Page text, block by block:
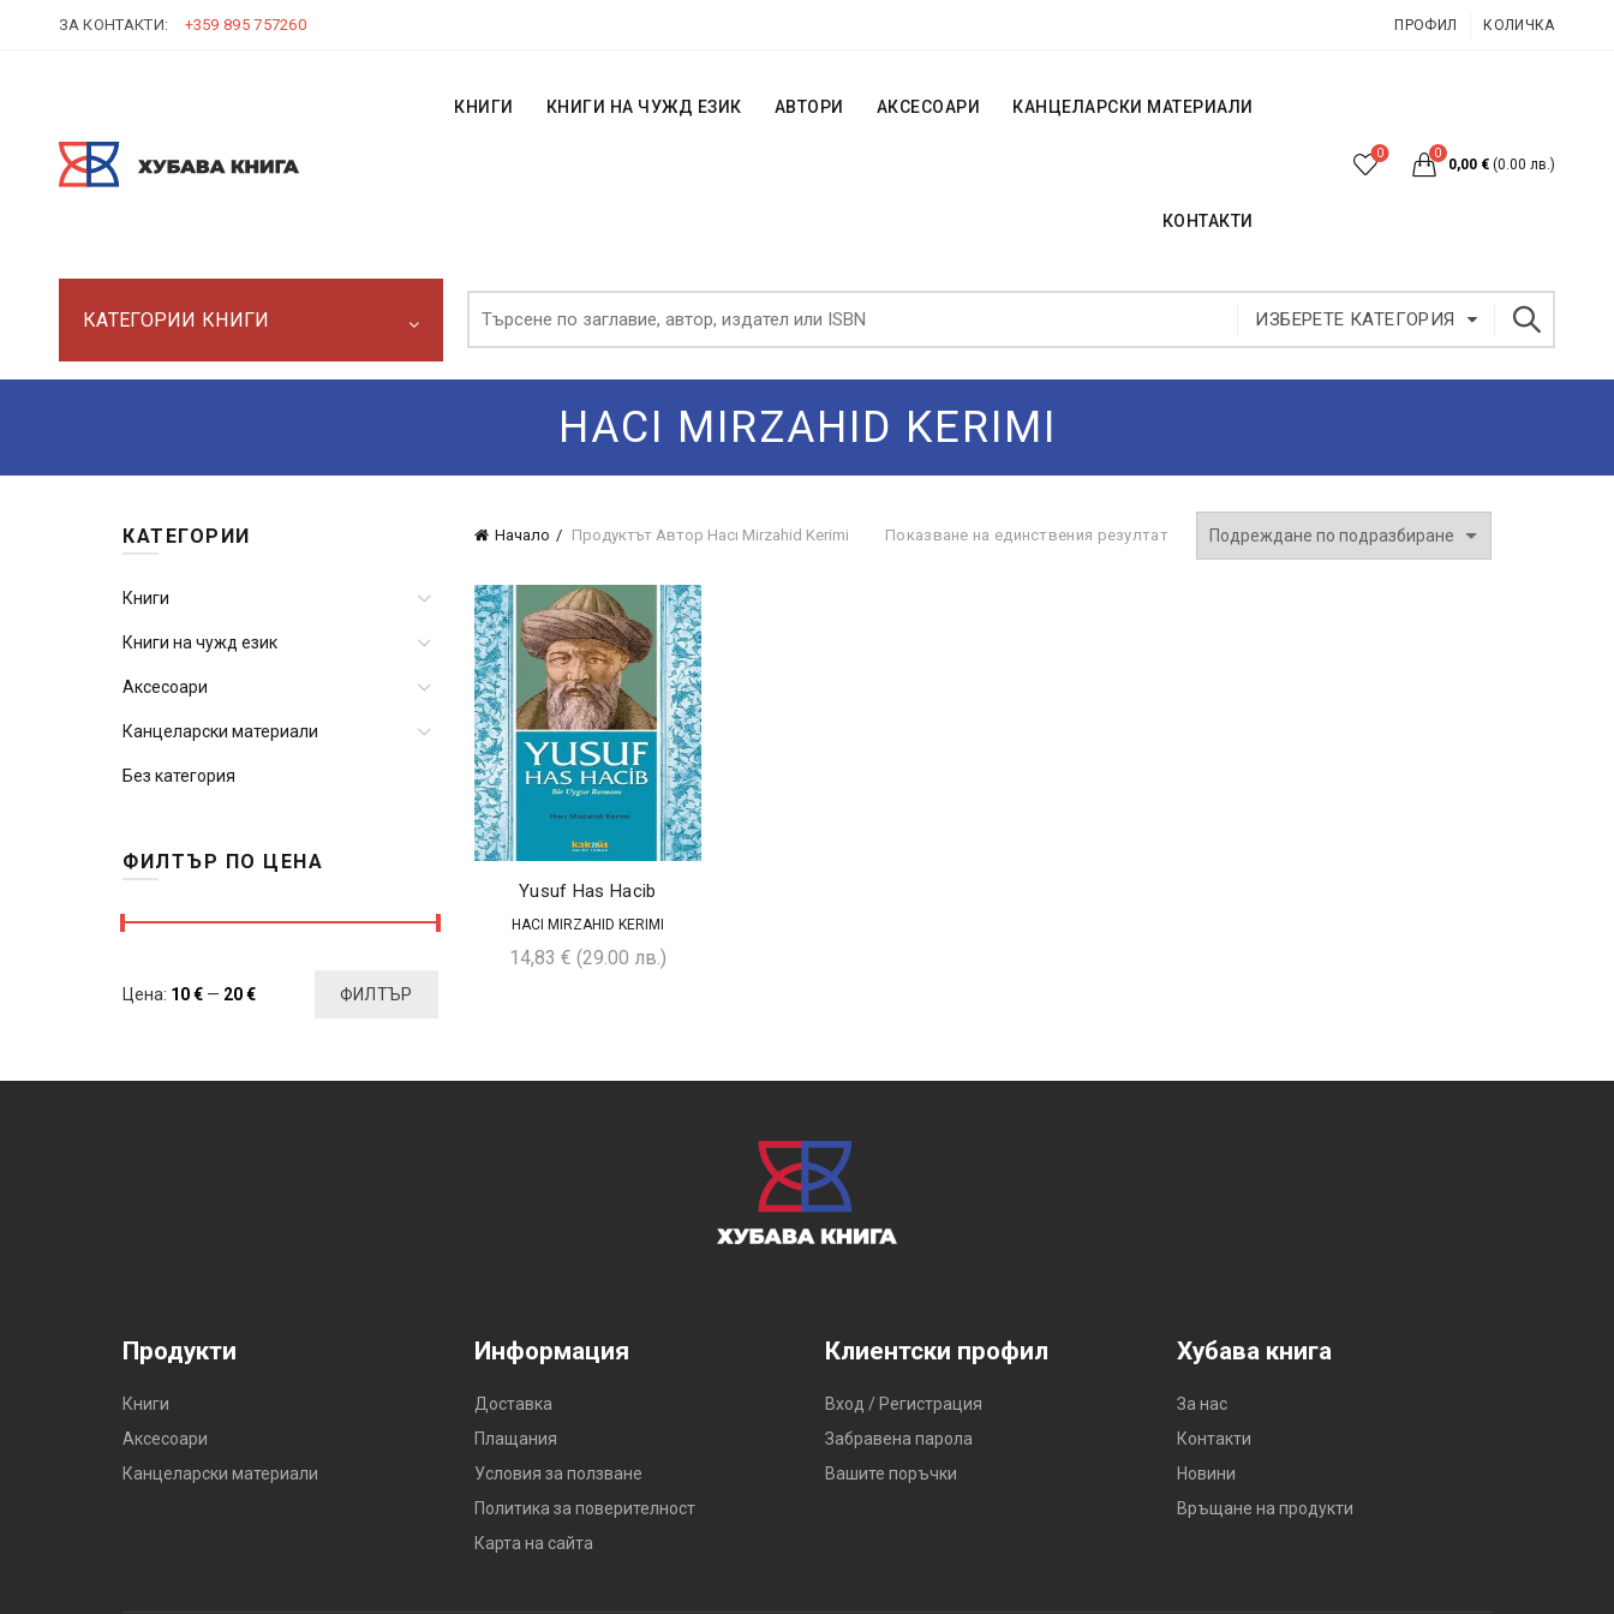
ЗА КОНТАКТИ: +359 895 757260 ПРОФИЛ КОЛИЧКА
КНИГИ КНИГИ НА ЧУЖД ЕЗИК АВТОРИ АКСЕСОАРИ КАНЦЕЛАРСКИ МАТЕРИАЛИ
КОНТАКТИ
0 0
0,00 € (0.00 лв.)
КАТЕГОРИИ КНИГИ ИЗБЕРЕТЕ КАТЕГОРИЯ
HACI MIRZAHID KERIMI
Начало Продуктът Автор Hacı Mirzahid Kerimi Показване на единствения резултат
Yusuf Has Hacib
HACI MIRZAHID KERIMI
14,83 € (29.00 лв.)
КАТЕГОРИИ
Книги
Книги на чужд език
Аксесоари
Канцеларски материали
Без категория
ФИЛТЪР ПО ЦЕНА
Минимална
Максимална ФИЛТЪР
Цена: 10 € — 20 €
Продукти
Книги
Аксесоари
Канцеларски материали
Информация
Доставка
Плащания
Условия за ползване
Политика за поверителност
Карта на сайта
Клиентски профил
Вход / Регистрация
Забравена парола
Вашите поръчки
Хубава книга
За нас
Контакти
Новини
Връщане на продукти